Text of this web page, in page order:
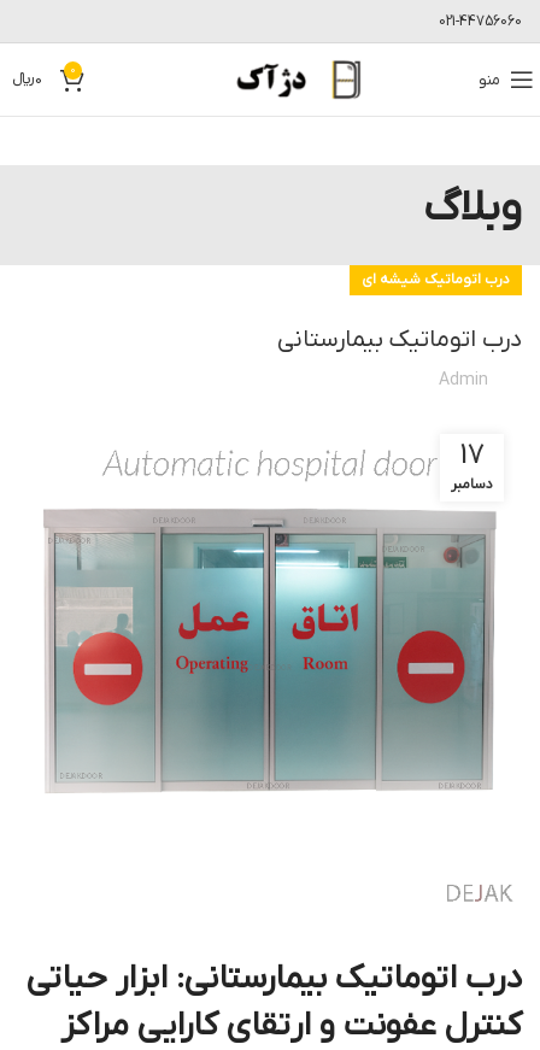
021-44756060
منو 0
0﷼
وبلاگ
درب اتوماتیک شیشه ای
درب اتوماتیک بیمارستانی
Admin
17
دسامبر
درب اتوماتیک بیمارستانی: ابزار حیاتی
کنترل عفونت و ارتقای کارایی مراکز